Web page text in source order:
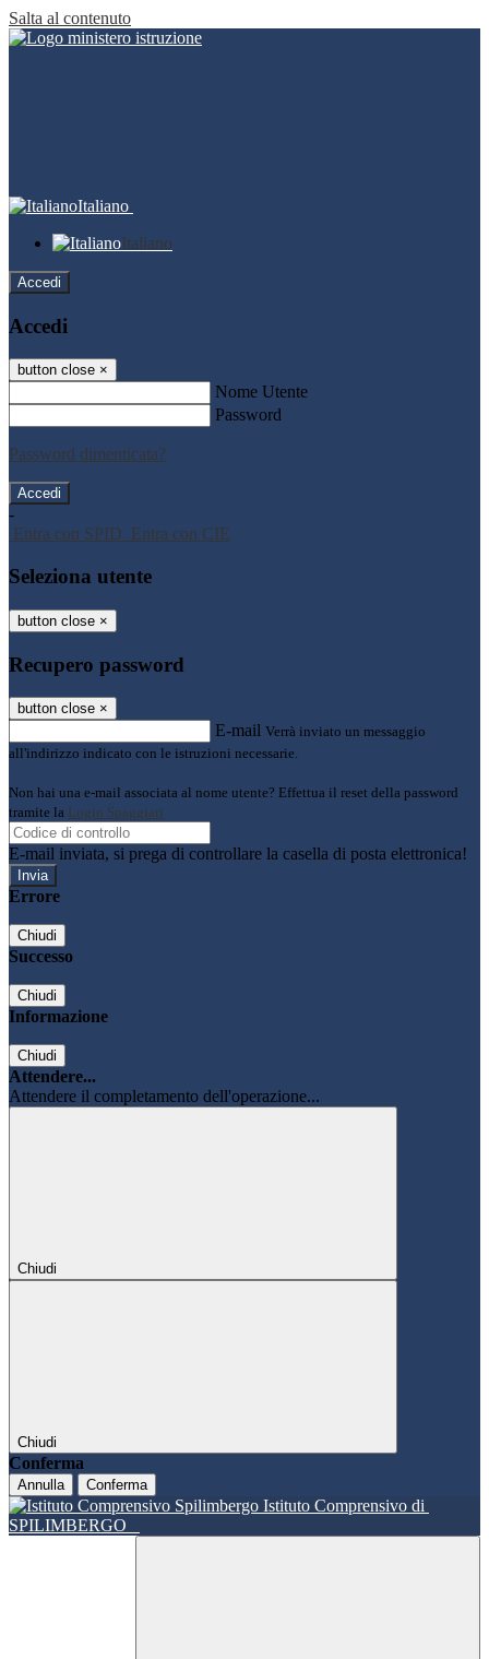
Salta al contenuto
Italiano
Italiano
Accedi
Accedi
button close ×
Nome Utente
Password
Password dimenticata?
-
Entra con SPID Entra con CIE
Seleziona utente
button close ×
Recupero password
button close ×
E-mail Verrà inviato un messaggio
all'indirizzo indicato con le istruzioni necessarie.
Non hai una e-mail associata al nome utente? Effettua il reset della password
tramite la Login Spaggiari
E-mail inviata, si prega di controllare la casella di posta elettronica!
Errore
Chiudi
Successo
Chiudi
Informazione
Chiudi
Attendere...
Attendere il completamento dell'operazione...
Chiudi
Chiudi
Conferma
Annulla Conferma
Istituto Comprensivo di
SPILIMBERGO